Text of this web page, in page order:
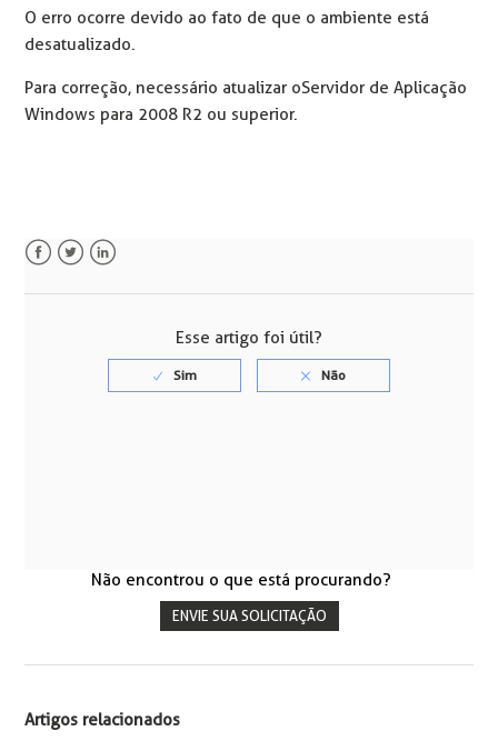
O erro ocorre devido ao fato de que o ambiente está
desatualizado.
Para correção, necessário atualizar o Servidor de Aplicação
Windows para 2008 R2 ou superior.
Esse artigo foi útil?
Não encontrou o que está procurando?
ENVIE SUA SOLICITAÇÃO
Artigos relacionados